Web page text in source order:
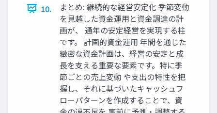
10.
まとめ: 継続的な経営安定化 季節変動
を見越した資金運用と資金調達の計
画が、 通年の安定経営を実現する柱
です。 計画的資金運用 年間を通じた
緻密な資金計画は、経営の安定と成
長を支える重要な要素です。特に季
節ごとの売上変動 や支出の特性を把
握し、それに基づいたキャッシュフ
ローパターンを作成することで、資